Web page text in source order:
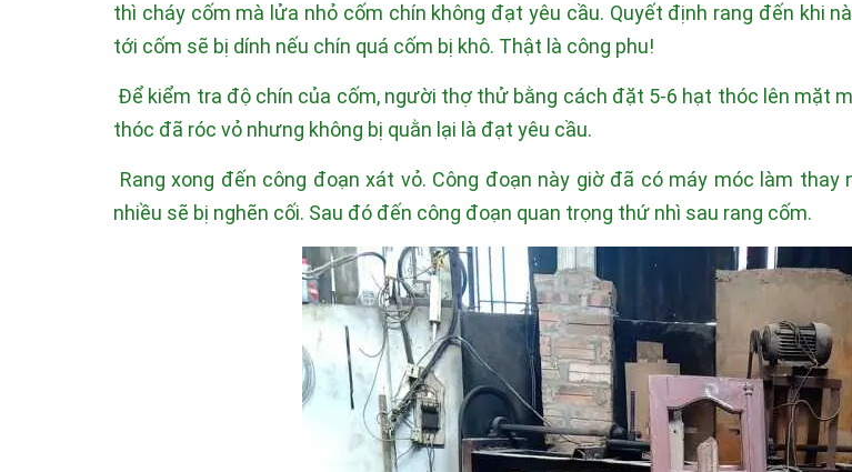
thì cháy cốm mà lửa nhỏ cốm chín không đạt yêu cầu. Quyết định rang đến khi
tới cốm sẽ bị dính nếu chín quá cốm bị khô. Thật là công phu!
Để kiểm tra độ chín của cốm, người thợ thử bằng cách đặt 5-6 hạt thóc lên mặt
thóc đã róc vỏ nhưng không bị quằn lại là đạt yêu cầu.
Rang xong đến công đoạn xát vỏ. Công đoạn này giờ đã có máy móc làm
nhiều sẽ bị nghẽn cối. Sau đó đến công đoạn quan trọng thứ nhì sau rang cốm.